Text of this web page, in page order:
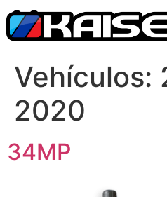
Vehículos:
2020
34MP